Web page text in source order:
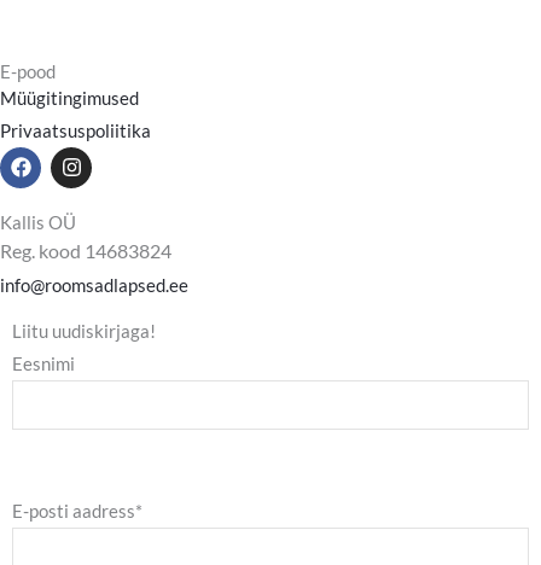
E-pood
Müügitingimused
Privaatsuspoliitika
F
a
e
o
o
k
I
n
t
g
r
a
m
Kallis OÜ
Reg. kood 14683824
info@roomsadlapsed.ee
Liitu uudiskirjaga!
Eesnimi
E-posti aadress*